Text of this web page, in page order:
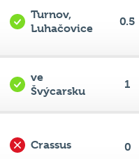
Turnov,
Luhačovice
0.5
ve
Švýcarsku
1
Crassus 0